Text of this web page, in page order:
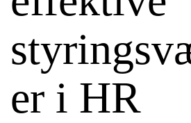
er i HR